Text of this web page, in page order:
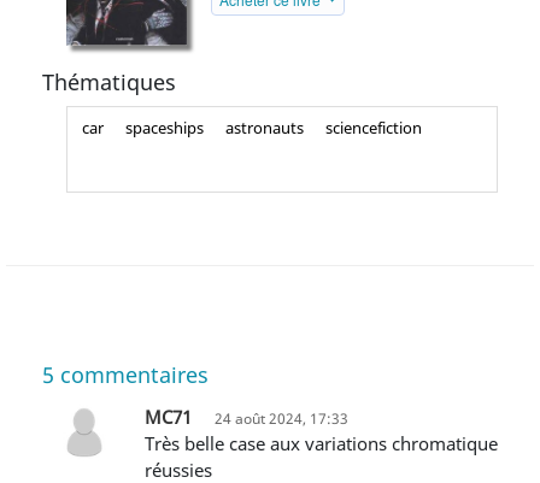
Thématiques
car spaceships astronauts sciencefiction
5 commentaires
MC71 24 août 2024, 17:33
Très belle case aux variations chromatique
réussies